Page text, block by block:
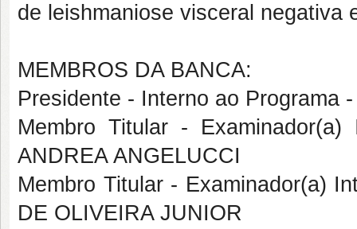
de leishmaniose visceral negativa
MEMBROS DA BANCA:
Presidente - Interno ao Programa
Membro Titular -
ANDREA ANGELUCCI
Membro Titular - Examinador(a)
DE OLIVEIRA JUNIOR